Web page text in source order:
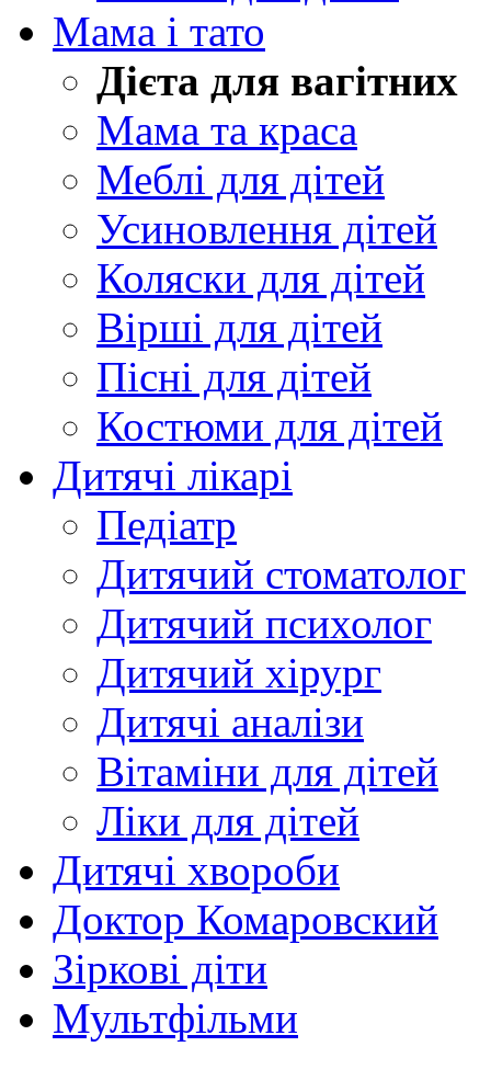
Мама і тато
Дієта для вагітних
Мама та краса
Меблі для дітей
Усиновлення дітей
Коляски для дітей
Вірші для дітей
Пісні для дітей
Костюми для дітей
Дитячі лікарі
Педіатр
Дитячий стоматолог
Дитячий психолог
Дитячий хірург
Дитячі аналізи
Вітаміни для дітей
Ліки для дітей
Дитячі хвороби
Доктор Комаровский
Зіркові діти
Мультфільми